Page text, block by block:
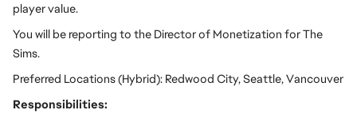
player value.
You will be reporting to the Director of Monetization for The
Sims.
Preferred Locations (Hybrid): Redwood City, Seattle, Vancouver
Responsibilities: